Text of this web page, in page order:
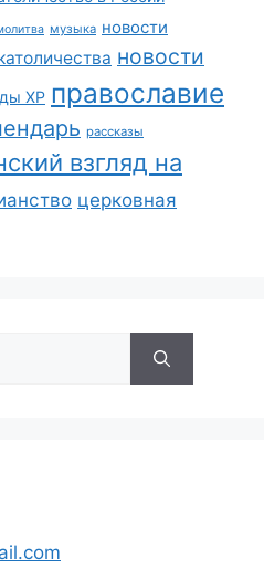
музыка новости
новости
ХР православие
рассказы
взгляд на
церковная